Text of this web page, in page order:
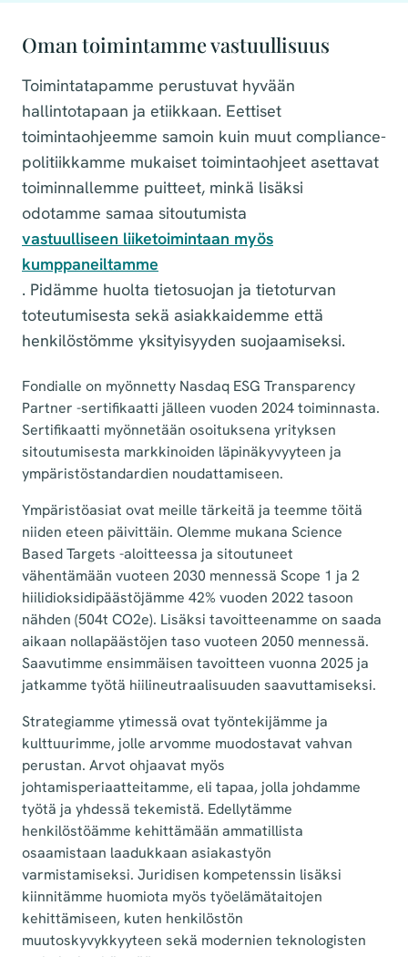
Oman toimintamme vastuullisuus
Toimintatapamme perustuvat hyvään
hallintotapaan ja etiikkaan. Eettiset
toimintaohjeemme samoin kuin muut compliance-
politiikkamme mukaiset toimintaohjeet asettavat
toiminnallemme puitteet, minkä lisäksi
odotamme samaa sitoutumista
vastuulliseen liiketoimintaan myös
kumppaneiltamme
. Pidämme huolta tietosuojan ja tietoturvan
toteutumisesta sekä asiakkaidemme että
henkilöstömme yksityisyyden suojaamiseksi.
Fondialle on myönnetty Nasdaq ESG Transparency
Partner -sertifikaatti jälleen vuoden 2024 toiminnasta.
Sertifikaatti myönnetään osoituksena yrityksen
sitoutumisesta markkinoiden läpinäkyvyyteen ja
ympäristöstandardien noudattamiseen.
Ympäristöasiat ovat meille tärkeitä ja teemme töitä
niiden eteen päivittäin. Olemme mukana Science
Based Targets -aloitteessa ja sitoutuneet
vähentämään vuoteen 2030 mennessä Scope 1 ja 2
hiilidioksidipäästöjämme 42% vuoden 2022 tasoon
nähden (504t CO2e). Lisäksi tavoitteenamme on saada
aikaan nollapäästöjen taso vuoteen 2050 mennessä.
Saavutimme ensimmäisen tavoitteen vuonna 2025 ja
jatkamme työtä hiilineutraalisuuden saavuttamiseksi.
Strategiamme ytimessä ovat työntekijämme ja
kulttuurimme, jolle arvomme muodostavat vahvan
perustan. Arvot ohjaavat myös
johtamisperiaatteitamme, eli tapaa, jolla johdamme
työtä ja yhdessä tekemistä. Edellytämme
henkilöstöämme kehittämään ammatillista
osaamistaan laadukkaan asiakastyön
varmistamiseksi. Juridisen kompetenssin lisäksi
kiinnitämme huomiota myös työelämätaitojen
kehittämiseen, kuten henkilöstön
muutoskyvykkyyteen sekä modernien teknologisten